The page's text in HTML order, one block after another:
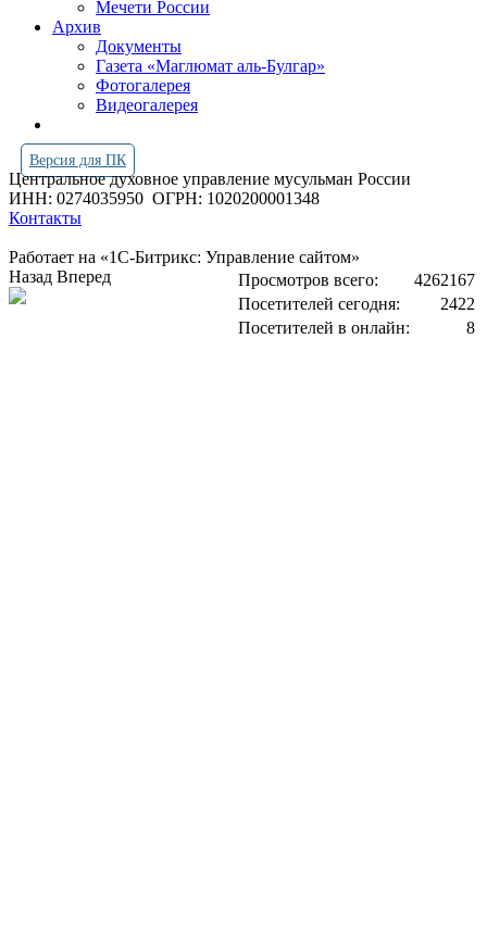
Мечети России
Архив
Документы
Газета «Маглюмат аль-Булгар»
Фотогалерея
Видеогалерея
Версия для ПК
Центральное духовное управление мусульман России
ИНН: 0274035950 ОГРН: 1020200001348
Контакты
Работает на «1С-Битрикс: Управление сайтом»
Просмотров всего:
4262167
Посетителей сегодня:
2422
Посетителей в онлайн:
8
Назад Вперед